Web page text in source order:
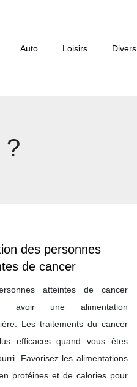
Auto Loisirs Divers
?
des personnes
de cancer
atteintes de cancer
avoir une alimentation
Les traitements du cancer
efficaces quand vous êtes
Favorisez les alimentations
protéines et de calories pour